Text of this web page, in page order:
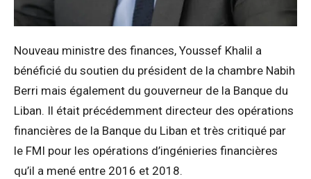
Nouveau ministre des finances, Youssef Khalil a
bénéficié du soutien du président de la chambre Nabih
Berri mais également du gouverneur de la Banque du
Liban. Il était précédemment directeur des opérations
financières de la Banque du Liban et très critiqué par
le FMI pour les opérations d’ingénieries financières
qu’il a mené entre 2016 et 2018.